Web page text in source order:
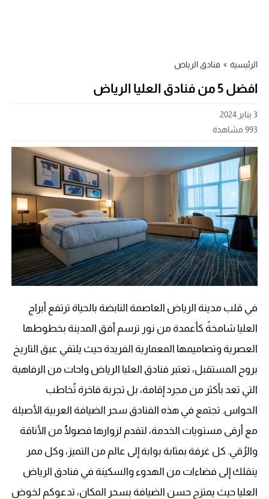
الرئيسية » فنادق الرياض
افضل 5 من فنادق العليا الرياض
3 يناير 2024
993مشاهدة
في قلب مدينة الرياض العاصمة النابضة بالحياة ترتفع أبراج
العليا شامخةً كأعمدة من نور ترسم أفق المدينة بخطوطها
العصرية وتصاميمها المعمارية الفريدة حيث يلتقي عبق التاريخ
بروح المستقبل، تعتبر فنادق العليا الرياض واحات من الرفاهية
التي تعد بأكثر من مجرد إقامة، بل تجربة فاخرة تُخاطب
الحواس. تجتمع في هذه الفنادق سحر الضيافة العربية الأصيلة
مع أرقى مستويات الخدمة، لتقدم لزوارها فصولًُا من الأناقة
والرُقي. كل غرفة بمثابة بوابة إلى عالم من التميز، وكل ممر
ينقلك إلى فضاءات من الهدوء والسكينة في فنادق الرياض
العليا حيث يمتزج حسن الضيافة بسحر المكان، تدعوكم لخوض